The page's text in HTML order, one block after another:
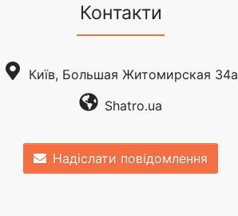
Контакти
Київ, Большая Житомирская 34а
Shatro.ua
Надіслати повідомлення